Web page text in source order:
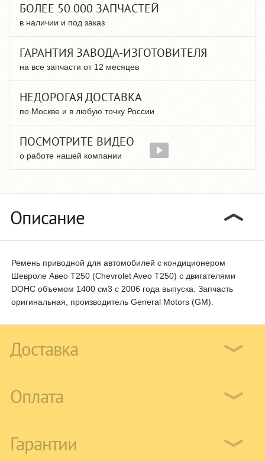
БОЛЕЕ 50 000 ЗАПЧАСТЕЙ
в наличии и под заказ
ГАРАНТИЯ ЗАВОДА-ИЗГОТОВИТЕЛЯ
на все запчасти от 12 месяцев
НЕДОРОГАЯ ДОСТАВКА
по Москве и в любую точку России
ПОСМОТРИТЕ ВИДЕО
о работе нашей компании
Описание
Ремень приводной для автомобилей с кондиционером
Шевроле Авео T250 (Chevrolet Aveo T250) с двигателями
DOHC объемом 1400 см3 с 2006 года выпуска. Запчасть
оригинальная, производитель General Motors (GM).
Доставка
Оплата
Гарантии